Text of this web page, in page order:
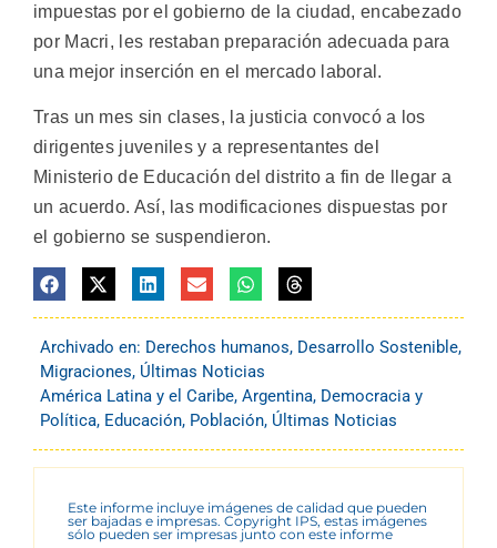
impuestas por el gobierno de la ciudad, encabezado
por Macri, les restaban preparación adecuada para
una mejor inserción en el mercado laboral.
Tras un mes sin clases, la justicia convocó a los
dirigentes juveniles y a representantes del
Ministerio de Educación del distrito a fin de llegar a
un acuerdo. Así, las modificaciones dispuestas por
el gobierno se suspendieron.
Archivado en: Derechos humanos, Desarrollo Sostenible,
Migraciones, Últimas Noticias
América Latina y el Caribe, Argentina, Democracia y
Política, Educación, Población, Últimas Noticias
Este informe incluye imágenes de calidad que pueden
ser bajadas e impresas. Copyright IPS, estas imágenes
sólo pueden ser impresas junto con este informe